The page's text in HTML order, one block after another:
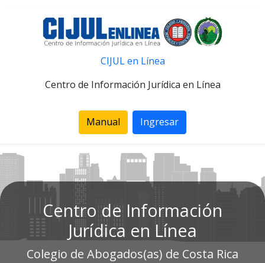
CIJUL en Línea
Centro de Información Jurídica en Línea
Manual Ingresar
Centro de Información
Jurídica en Línea
Colegio de Abogados(as) de Costa Rica